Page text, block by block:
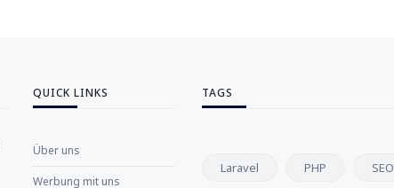
QUICK LINKS
Über uns
Werbung mit uns
TAGS
Laravel PHP SEO